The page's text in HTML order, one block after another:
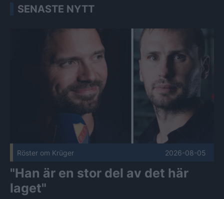
SENASTE NYTT
"Han är en stor del av det här laget" Publicerad 2026-08-05
Röster om Krüger 2026-08-05
"Han är en stor del av det här
laget"